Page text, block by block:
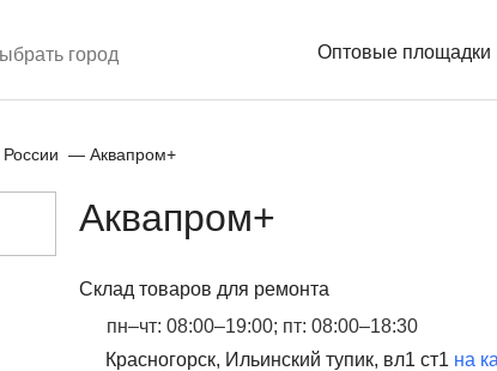
город
Основная
навигация
Оптовые площадки
Аквапром+
Аквапром+
Склад товаров для ремонта
пн–чт: 08:00–19:00; пт: 08:00–18:30
Красногорск, Ильинский тупик, вл1 ст1 на